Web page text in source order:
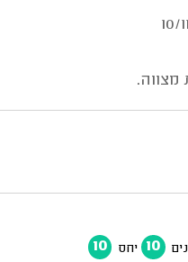
10/
מצווה.
10 יחס 10